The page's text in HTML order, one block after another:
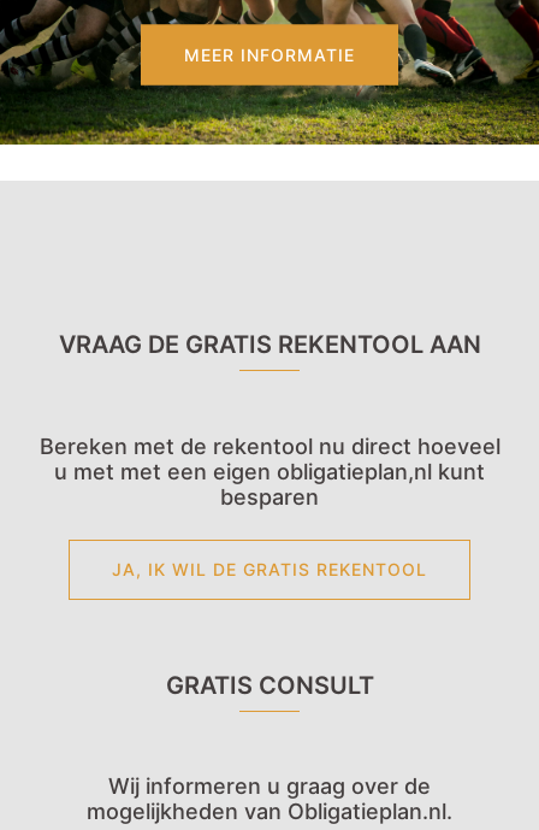
MEER INFORMATIE
VRAAG DE GRATIS REKENTOOL AAN
Bereken met de rekentool nu direct hoeveel
u met met een eigen obligatieplan,nl kunt
besparen
JA, IK WIL DE GRATIS REKENTOOL
GRATIS CONSULT
Wij informeren u graag over de
mogelijkheden van Obligatieplan.nl.